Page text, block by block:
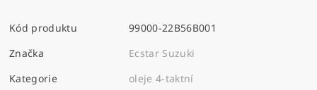
Kód produktu
99000-22B56B001
Značka
Ecstar Suzuki
Kategorie
oleje 4-taktní